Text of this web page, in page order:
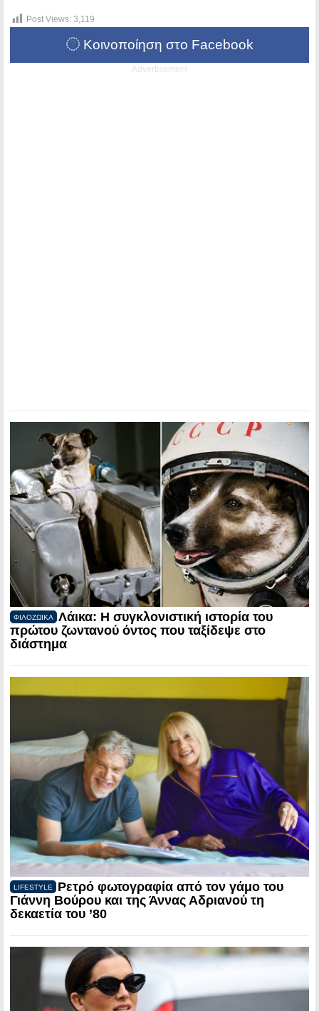
Post Views: 3,119
Κοινοποίηση στο Facebook
Advertisement
ΦΙΛΟΖΩΙΚΑ
Λάικα: Η συγκλονιστική ιστορία του
πρώτου ζωντανού όντος που ταξίδεψε στο
διάστημα
LIFESTYLE
Ρετρό φωτογραφία από τον γάμο του
Γιάννη Βούρου και της Άννας Αδριανού τη
δεκαετία του ’80